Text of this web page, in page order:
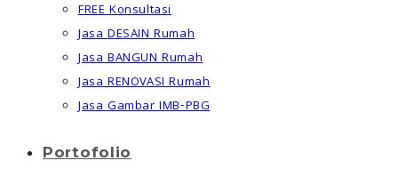
FREE Konsultasi
Jasa DESAIN Rumah
Jasa BANGUN Rumah
Jasa RENOVASI Rumah
Jasa Gambar IMB-PBG
Portofolio